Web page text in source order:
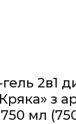
2в1
з
мл